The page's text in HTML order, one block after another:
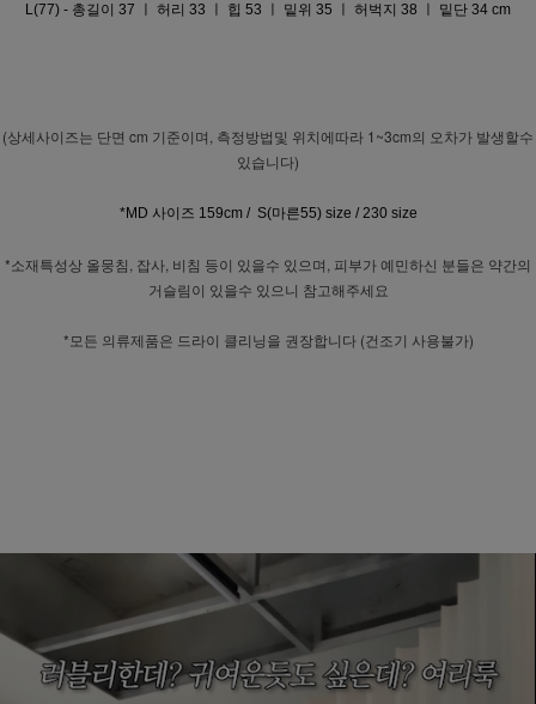
L(77) - 총길이 37 ㅣ 허리 33 ㅣ 힙 53 ㅣ 밑위 35 ㅣ 허벅지 38 ㅣ 밑단 34 cm
(상세사이즈는 단면 cm 기준이며, 측정방법및 위치에따라 1~3cm의 오차가 발생할수
있습니다)
*MD 사이즈 159cm / S(마른55) size / 230 size
*소재특성상 올뭉침, 잡사, 비침 등이 있을수 있으며, 피부가 예민하신 분들은 약간의
거슬림이 있을수 있으니 참고해주세요
*모든 의류제품은 드라이 클리닝을 권장합니다 (건조기 사용불가)